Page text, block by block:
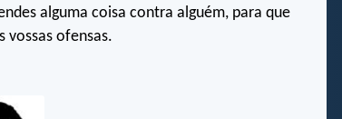
alguma coisa contra alguém, para que
vossas ofensas.